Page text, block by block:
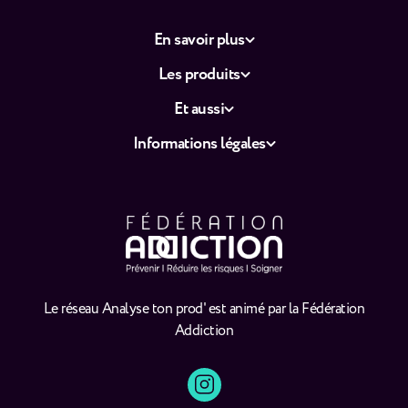
Le réseau Analyse ton prod' est animé par la Fédération
Addiction
En savoir plus
Les produits
Et aussi
Informations légales